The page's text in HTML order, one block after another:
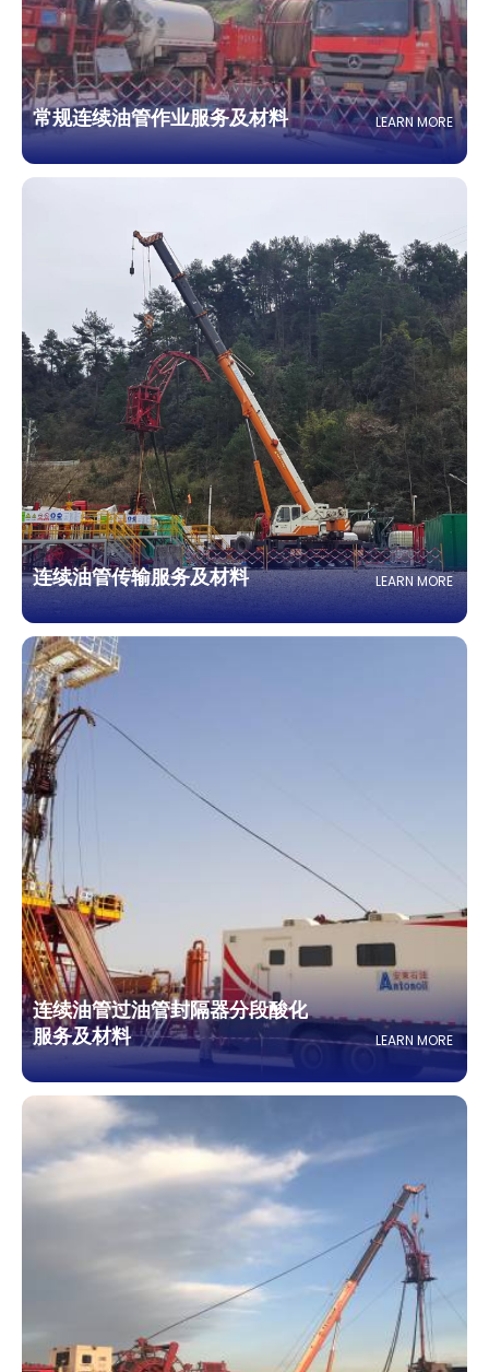
常规连续油管作业服务及材料 LEARN MORE
连续油管传输服务及材料 LEARN MORE
连续油管过油管封隔器分段酸化
服务及材料
LEARN MORE